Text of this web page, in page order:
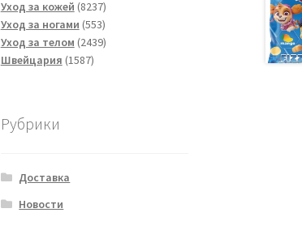
Уход за кожей 82378237
товаров
Уход за ногами 553553
товара
Уход за телом 24392439
Швейцария 15871587
Рубрики
Доставка
Новости